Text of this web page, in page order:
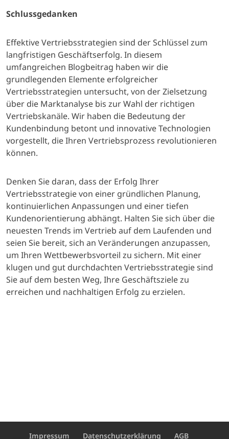
Schlussgedanken
Effektive Vertriebsstrategien sind der Schlüssel zum
langfristigen Geschäftserfolg. In diesem
umfangreichen Blogbeitrag haben wir die
grundlegenden Elemente erfolgreicher
Vertriebsstrategien untersucht, von der Zielsetzung
über die Marktanalyse bis zur Wahl der richtigen
Vertriebskanäle. Wir haben die Bedeutung der
Kundenbindung betont und innovative Technologien
vorgestellt, die Ihren Vertriebsprozess revolutionieren
können.
Denken Sie daran, dass der Erfolg Ihrer
Vertriebsstrategie von einer gründlichen Planung,
kontinuierlichen Anpassungen und einer tiefen
Kundenorientierung abhängt. Halten Sie sich über die
neuesten Trends im Vertrieb auf dem Laufenden und
seien Sie bereit, sich an Veränderungen anzupassen,
um Ihren Wettbewerbsvorteil zu sichern. Mit einer
klugen und gut durchdachten Vertriebsstrategie sind
Sie auf dem besten Weg, Ihre Geschäftsziele zu
erreichen und nachhaltigen Erfolg zu erzielen.
Impressum Datenschutzerklärung AGB